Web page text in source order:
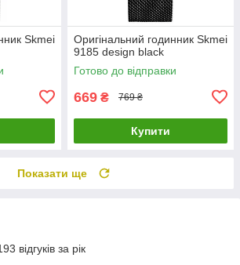
Skmei
Оригінальний годинник Skmei
9185 design black
Готово до відправки
669 ₴ 769 ₴
Купити
Показати ще
відгуків за рік